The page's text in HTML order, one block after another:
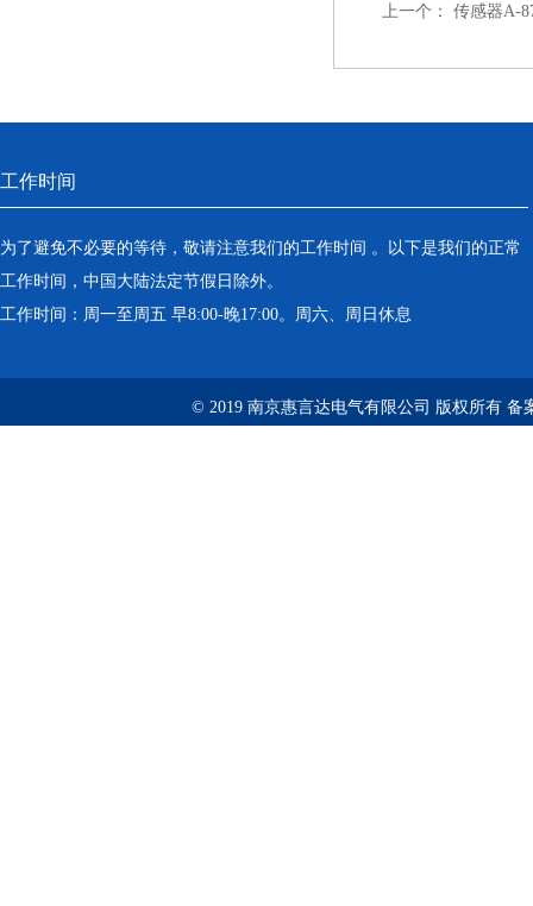
上一个： 传感器A-
工作时间
为了避免不必要的等待，敬请注意我们的工作时间 。以下是我们的正常
工作时间，中国大陆法定节假日除外。
工作时间：周一至周五 早8:00-晚17:00。周六、周日休息
© 2019 南京惠言达电气有限公司 版权所有 备